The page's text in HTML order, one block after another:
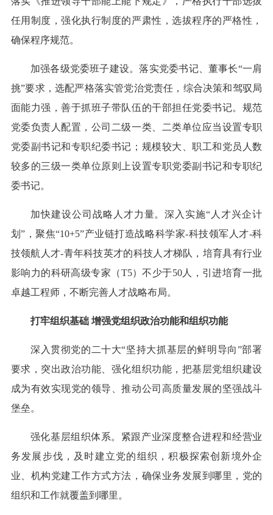
任用制度，强化执行制度的严肃性，选拔程序的严格性，
确保程序规范。
加强各级党委班子建设。落实党委书记、董事长“一肩
挑”要求，选配严格落实管党治党责任，综合决策和驾驭局
面能力强，善于抓班子带队伍的干部担任党委书记。规范
党委负责人配置，公司二级一类、二类单位应当设置专职
党委副书记和专职纪委书记；规模较大、职工和党员人数
较多的三级一类单位原则上设置专职党委副书记和专职纪
委书记。
加快建设公司战略人才力量。深入实施“人才兴企计
划”，聚焦“10+5”产业链打造战略科学家-科技领军人才-科
技领航人才-青年科技英才的科技人才梯队，培育具有行业
影响力的科研高级专家（T5）不少于50人，引进培育一批
卓越工程师，不断完善人才战略布局。
打牢组织基础 增强党组织政治功能和组织功能
深入贯彻党的二十大“坚持大抓基层的鲜明导向”部署
要求，突出政治功能、强化组织功能，把基层党组织建设
成为有效实现党的领导、推动公司高质量发展的坚强战斗
堡垒。
强化基层组织体系。紧跟产业深度整合进程和经营业
务发展步伐，及时建立党的组织，积极探索创新境外企
业、机构党建工作方式方法，确保业务发展到哪里，党的
组织和工作就覆盖到哪里。